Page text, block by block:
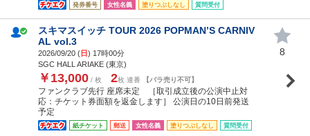
発券番号 女性名義 塗りつぶしなし 質問受付
スキマスイッチ TOUR 2026 POPMAN’S CARNIV
AL vol.3
2026/09/20 (日) 17時00分
SGC HALL ARIAKE (東京)
￥13,000 / 枚 2枚 連番 【バラ売り不可】
ファンクラブ先行 座席未定 ［取引成立後の公演中止対
応：チケット券面額を返金します］ 公演日の10日前発送
予定
紙チケット 郵送 女性名義 塗りつぶしなし 質問受付
8